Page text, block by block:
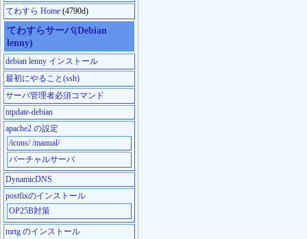
てわすら Home (4790d)
てわすらサーバ(Debian
lenny)
debian lenny インストール
最初にやること(ssh)
サーバ管理者必須コマンド
ntpdate-debian
apache2 の設定
/icons/ /manual/
バーチャルサーバ
DynamicDNS
postfixのインストール
OP25B対策
mrtg のインストール